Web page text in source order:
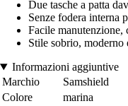
Due tasche a patta
Senze fodera interna
Facile
Stile sobrio, moderno
Informazioni aggiuntive
Marchio
Samshield
Colore
marina